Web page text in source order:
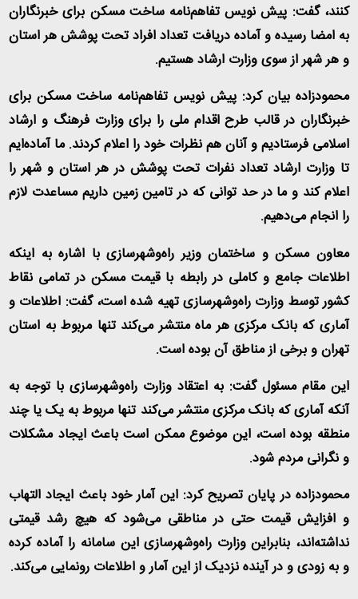
کنند، گفت: پیش نویس تفاهم‌نامه ساخت مسکن برای خبرنگاران
به امضا رسیده و آماده دریافت تعداد افراد تحت پوشش هر استان
و هر شهر از سوی وزارت ارشاد هستیم.
محمودزاده بیان کرد: پیش نویس تفاهم‌نامه ساخت مسکن برای
خبرنگاران در قالب طرح اقدام ملی را برای وزارت فرهنگ و ارشاد
اسلامی فرستادیم و آنان هم نظرات خود را اعلام کردند. ما آماده‌ایم
تا وزارت ارشاد تعداد نفرات تحت پوشش در هر استان و شهر را
اعلام کند و ما در حد توانی که در تامین زمین داریم مساعدت لازم
را انجام می‌دهیم.
معاون مسکن و ساختمان وزیر راه‌وشهرسازی با اشاره به اینکه
اطلاعات جامع و کاملی در رابطه با قیمت مسکن در تمامی نقاط
کشور توسط وزارت راه‌وشهرسازی تهیه شده است، گفت: اطلاعات و
آماری که بانک مرکزی هر ماه منتشر می‌کند تنها مربوط به استان
تهران و برخی از مناطق آن بوده است.
این مقام مسئول گفت: به اعتقاد وزارت راه‌وشهرسازی با توجه به
آنکه آماری که بانک مرکزی منتشر می‌کند تنها مربوط به یک یا چند
منطقه بوده است، این موضوع ممکن است باعث ایجاد مشکلات
و نگرانی مردم شود.
محمودزاده در پایان تصریح کرد: این آمار خود باعث ایجاد التهاب
و افزایش قیمت حتی در مناطقی می‌شود که هیچ رشد قیمتی
نداشته‌اند، بنابراین وزارت راه‌وشهرسازی این سامانه را آماده کرده
و به زودی و در آینده نزدیک از این آمار و اطلاعات رونمایی می‌کند.